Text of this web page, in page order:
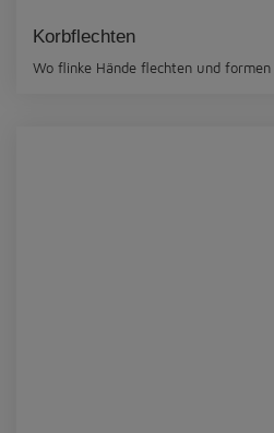
Korbflechten
Wo flinke Hände flechten und formen